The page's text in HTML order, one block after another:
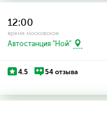
12:00
время московское
Автостанция "Ной"
4.5 54 отзыва